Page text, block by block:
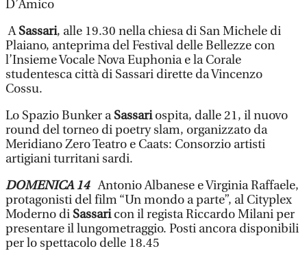
D’Amico
ASassari, alle 19.30 nella chiesa di San Michele di
Plaiano, anteprima del Festival delle Bellezze con
l’Insieme Vocale Nova Euphonia e la Corale
studentesca città di Sassari dirette da Vincenzo
Cossu.
Lo Spazio Bunker aSassariospita, dalle 21, il nuovo
round del torneo di poetry slam, organizzato da
Meridiano Zero Teatro e Caats: Consorzio artisti
artigiani turritani sardi.
DOMENICA 14 Antonio Albanese e Virginia Raffaele,
protagonisti del film “Un mondo a parte”, al Cityplex
Moderno di Sassaricon il regista Riccardo Milani per
presentare il lungometraggio. Posti ancora disponibili
per lo spettacolo delle 18.45